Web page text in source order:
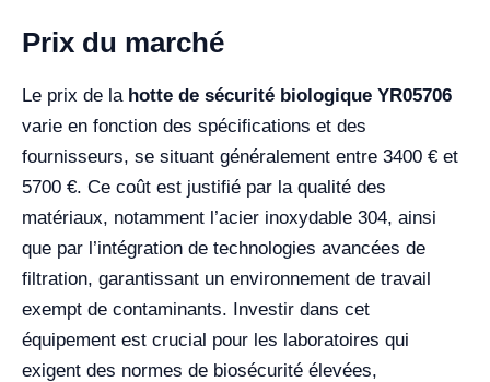
Prix du marché
Le prix de la hotte de sécurité biologique YR05706
varie en fonction des spécifications et des
fournisseurs, se situant généralement entre 3400 € et
5700 €. Ce coût est justifié par la qualité des
matériaux, notamment l’acier inoxydable 304, ainsi
que par l’intégration de technologies avancées de
filtration, garantissant un environnement de travail
exempt de contaminants. Investir dans cet
équipement est crucial pour les laboratoires qui
exigent des normes de biosécurité élevées,